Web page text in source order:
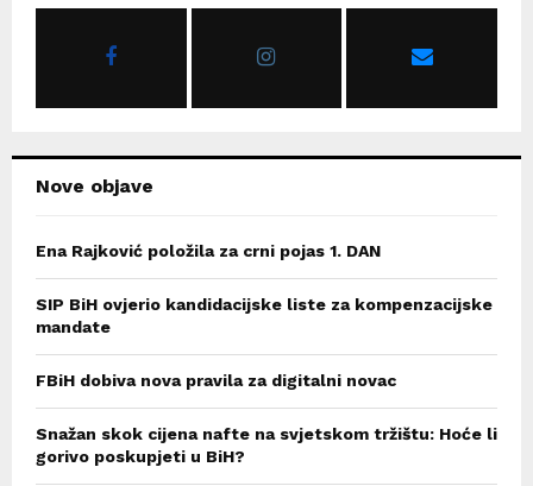
Nove objave
Ena Rajković položila za crni pojas 1. DAN
SIP BiH ovjerio kandidacijske liste za kompenzacijske
mandate
FBiH dobiva nova pravila za digitalni novac
Snažan skok cijena nafte na svjetskom tržištu: Hoće li
gorivo poskupjeti u BiH?